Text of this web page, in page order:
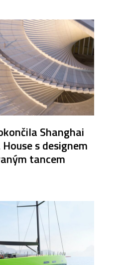
Shanghai
s designem
tancem